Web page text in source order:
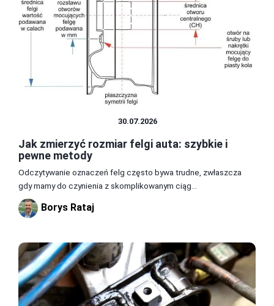
30.07.2026
Jak zmierzyć rozmiar felgi auta: szybkie i
pewne metody
Odczytywanie oznaczeń felg często bywa trudne, zwłaszcza
gdy mamy do czynienia z skomplikowanym ciąg...
Borys Rataj